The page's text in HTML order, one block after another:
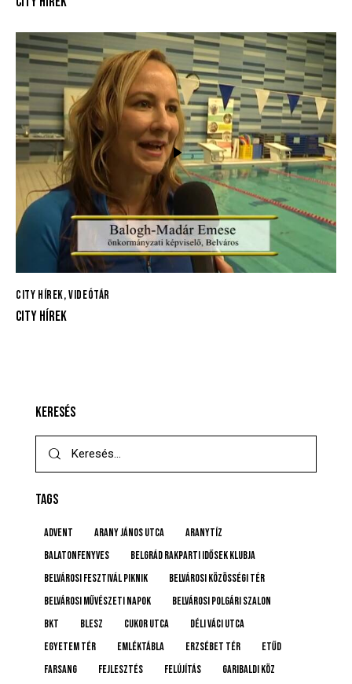
CITY HÍREK,VIDEÓTÁR
CITY HÍREK
KERESÉS
TAGS
advent Arany János utca
Aranytíz
Balatonfenyves
Belgrád Rakparti Idősek Klubja
Belvárosi Fesztivál Piknik
Belvárosi Közösségi Tér
Belvárosi Művészeti Napok
Belvárosi Polgári Szalon
BKT
BLESZ Cukor utca
Déli Váci utca
Egyetem tér
emléktábla Erzsébet tér
etűd
farsang
fejlesztés felújítás
Garibaldi köz